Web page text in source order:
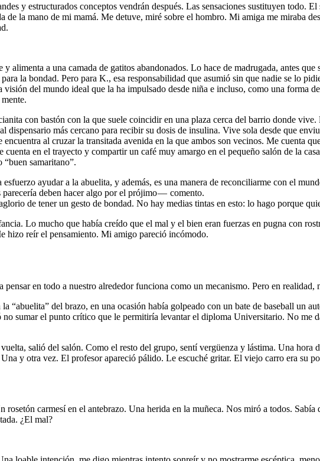
y estructurados conceptos vendrán después. Las sensaciones sustituyen todo.
la mano de mi mamá. Me detuve, miré sobre el hombro. Mi amiga me miraba
a una camada de gatitos abandonados. Lo hace de madrugada, antes
la bondad. Pero para K., esa responsabilidad que asumió sin que nadie se lo
del mundo ideal que la ha impulsado desde niña e incluso, como una forma
con bastón con la que suele coincidir en una plaza cerca del barrio donde vive.
más cercano para recibir su dosis de insulina. Vive sola desde que
al cruzar la transitada avenida en la que ambos son vecinos. Me cuenta
en el trayecto y compartir un café muy amargo en el pequeño salón de la
samaritano”.
ayudar a la abuelita, y además, es una manera de reconciliarme con el
deben hacer algo por el prójimo — comento.
de tener un gesto de bondad. No hay medias tintas en esto: lo hago porque
Lo mucho que había creído que el mal y el bien eran fuerzas en pugna con
hizo reír el pensamiento. Mi amigo pareció incómodo.
pensar en todo a nuestro alrededor funciona como un mecanismo. Pero en realidad,
“abuelita” del brazo, en una ocasión había golpeado con un bate de baseball un
sumar el punto crítico que le permitiría levantar el diploma Universitario. No me
salió del salón. Como el resto del grupo, sentí vergüenza y lástima. Una hora
y otra vez. El profesor apareció pálido. Le escuché gritar. El viejo carro era su
carmesí en el antebrazo. Una herida en la muñeca. Nos miró a todos.
¿El mal?